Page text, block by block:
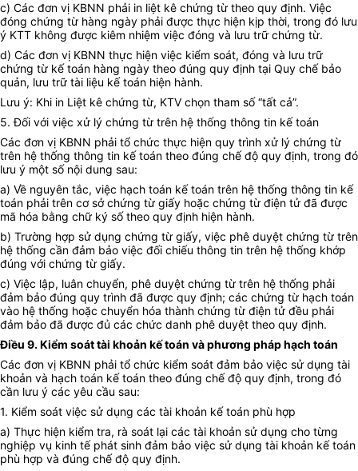
c) Các đơn vị KBNN phải in liệt kê chứng từ theo quy định. Việc
đóng chứng từ hàng ngày phải được thực hiện kịp thời, trong đó lưu
ý KTT không được kiêm nhiệm việc đóng và lưu trữ chứng từ.
d) Các đơn vị KBNN thực hiện việc kiểm soát, đóng và lưu trữ
chứng từ kế toán hàng ngày theo đúng quy định tại Quy chế bảo
quản, lưu trữ tài liệu kế toán hiện hành.
Lưu ý: Khi in Liệt kê chứng từ, KTV chọn tham số “tất cả”.
5. Đối với việc xử lý chứng từ trên hệ thống thông tin kế toán
Các đơn vị KBNN phải tổ chức thực hiện quy trình xử lý chứng từ
trên hệ thống thông tin kế toán theo đúng chế độ quy định, trong đó
lưu ý một số nội dung sau:
a) Về nguyên tắc, việc hạch toán kế toán trên hệ thống thông tin kế
toán phải trên cơ sở chứng từ giấy hoặc chứng từ điện tử đã được
mã hóa bằng chữ ký số theo quy định hiện hành.
b) Trường hợp sử dụng chứng từ giấy, việc phê duyệt chứng từ trên
hệ thống cần đảm bảo việc đối chiếu thông tin trên hệ thống khớp
đúng với chứng từ giấy.
c) Việc lập, luân chuyển, phê duyệt chứng từ trên hệ thống phải
đảm bảo đúng quy trình đã được quy định; các chứng từ hạch toán
vào hệ thống hoặc chuyển hóa thành chứng từ điện tử đều phải
đảm bảo đã được đủ các chức danh phê duyệt theo quy định.
Điều 9. Kiểm soát tài khoản kế toán và phương pháp hạch toán
Các đơn vị KBNN phải tổ chức kiểm soát đảm bảo việc sử dụng tài
khoản và hạch toán kế toán theo đúng chế độ quy định, trong đó
cần lưu ý các yêu cầu sau:
1. Kiểm soát việc sử dụng các tài khoản kế toán phù hợp
a) Thực hiện kiểm tra, rà soát lại các tài khoản sử dụng cho từng
nghiệp vụ kinh tế phát sinh đảm bảo việc sử dụng tài khoản kế toán
phù hợp và đúng chế độ quy định.